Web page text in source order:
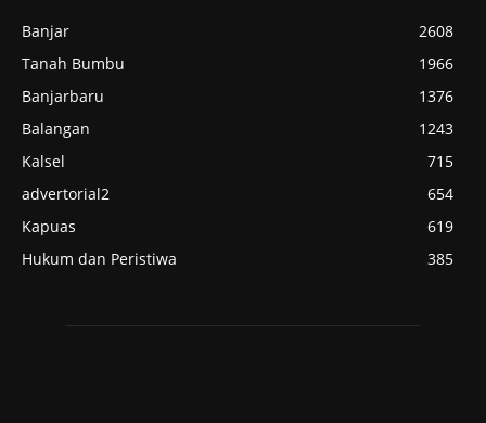
Banjar
2608
Tanah Bumbu
1966
Banjarbaru
1376
Balangan
1243
Kalsel
715
advertorial2
654
Kapuas
619
Hukum dan Peristiwa
385